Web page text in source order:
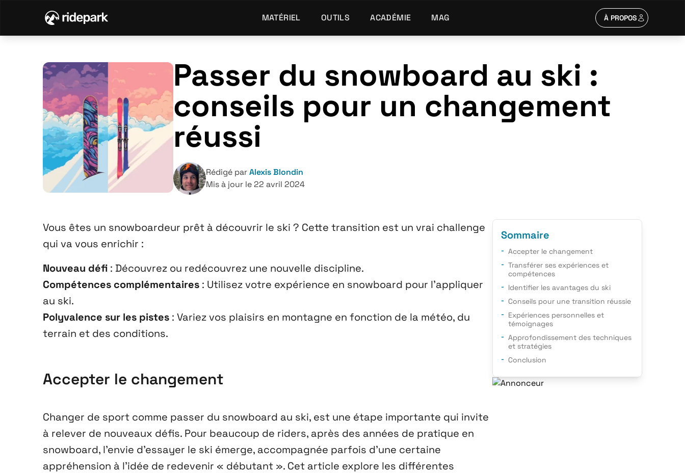
MATÉRIEL OUTILS ACADÉMIE MAG À PROPOS
Passer du snowboard au ski :
conseils pour un changement
réussi
Rédigé parAlexis Blondin
Mis à jour le 22 avril 2024
Vous êtes un snowboardeur prêt à découvrir le ski ? Cette transition est un vrai challenge
qui va vous enrichir :
Nouveau défi : Découvrez ou redécouvrez une nouvelle discipline.
Compétences complémentaires : Utilisez votre expérience en snowboard pour l’appliquer
au ski.
Polyvalence sur les pistes : Variez vos plaisirs en montagne en fonction de la météo, du
terrain et des conditions.
Accepter le changement
Changer de sport comme passer du snowboard au ski, est une étape importante qui invite
à relever de nouveaux défis. Pour beaucoup de riders, après des années de pratique en
snowboard, l’envie d’essayer le ski émerge, accompagnée parfois d’une certaine
appréhension à l’idée de redevenir « débutant ». Cet article explore les différentes
Sommaire
Accepter le changement
Transférer ses expériences et
compétences
Identifier les avantages du ski
Conseils pour une transition réussie
Expériences personnelles et
témoignages
Approfondissement des techniques
et stratégies
Conclusion